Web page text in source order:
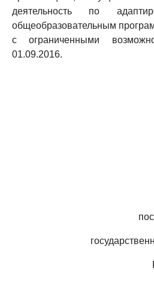
деятельность по
общеобразовательным
с ограниченными
01.09.2016.